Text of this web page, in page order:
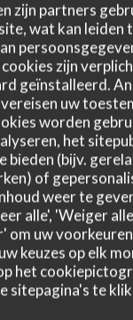
zijn partners
wat kan leiden
zijn
geïnstalleerd.
uw
worden
het
bieden (bijv.
of
weer te
alle', 'Weiger
om uw
keuzes op elk
het
sitepagina's te
/ Prijs : 5 /5